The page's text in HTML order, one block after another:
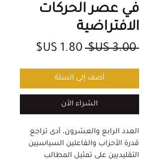
في عصر الحركات
الافتراضية
‏3.00 US$
سعر
أضف إلى السلة
الشراء الأن
العدد الرابع والعشرون، أدى تراجع
قدرة الأحزاب والفاعلين السياسيين
التقليديين على تمثيل المطالب